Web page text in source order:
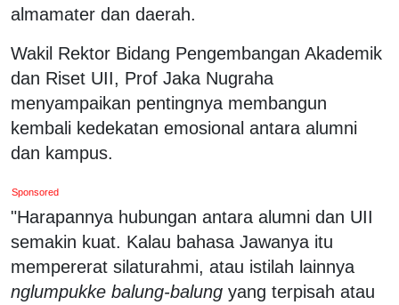
almamater dan daerah.
Wakil Rektor Bidang Pengembangan Akademik
dan Riset UII, Prof Jaka Nugraha
menyampaikan pentingnya membangun
kembali kedekatan emosional antara alumni
dan kampus.
Sponsored
"Harapannya hubungan antara alumni dan UII
semakin kuat. Kalau bahasa Jawanya itu
mempererat silaturahmi, atau istilah lainnya
nglumpukke balung-balung yang terpisah atau